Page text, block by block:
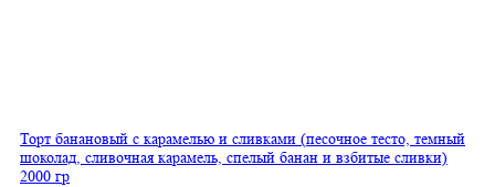
Торт банановый с карамелью и сливками (песочное тесто, темный
шоколад, сливочная карамель, спелый банан и взбитые сливки)
2000 гр